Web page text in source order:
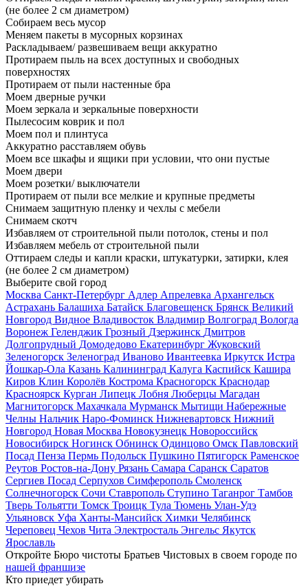
(не более 2 см диаметром)
Собираем весь мусор
Меняем пакеты в мусорных корзинах
Раскладываем/ развешиваем вещи аккуратно
Протираем пыль на всех доступных и свободных
поверхностях
Протираем от пыли настенные бра
Моем дверные ручки
Моем зеркала и зеркальные поверхности
Пылесосим коврик и пол
Моем пол и плинтуса
Аккуратно расставляем обувь
Моем все шкафы и ящики при условии, что они пустые
Моем двери
Моем розетки/ выключатели
Протираем от пыли все мелкие и крупные предметы
Снимаем защитную пленку и чехлы с мебели
Снимаем скотч
Избавляем от строительной пыли потолок, стены и пол
Избавляем мебель от строительной пыли
Оттираем следы и капли краски, штукатурки, затирки, клея
(не более 2 см диаметром)
Выберите свой город
Москва Санкт-Петербург Адлер Апрелевка Архангельск
Астрахань Балашиха Батайск Благовещенск Брянск Великий
Новгород Видное Владивосток Владимир Волгоград Вологда
Воронеж Геленджик Грозный Дзержинск Дмитров
Долгопрудный Домодедово Екатеринбург Жуковский
Зеленогорск Зеленоград Иваново Ивантеевка Иркутск Истра
Йошкар-Ола Казань Калининград Калуга Каспийск Кашира
Киров Клин Королёв Кострома Красногорск Краснодар
Красноярск Курган Липецк Лобня Люберцы Магадан
Магнитогорск Махачкала Мурманск Мытищи Набережные
Челны Нальчик Наро-Фоминск Нижневартовск Нижний
Новгород Новая Москва Новокузнецк Новороссийск
Новосибирск Ногинск Обнинск Одинцово Омск Павловский
Посад Пенза Пермь Подольск Пушкино Пятигорск Раменское
Реутов Ростов-на-Дону Рязань Самара Саранск Саратов
Сергиев Посад Серпухов Симферополь Смоленск
Солнечногорск Сочи Ставрополь Ступино Таганрог Тамбов
Тверь Тольятти Томск Троицк Тула Тюмень Улан-Удэ
Ульяновск Уфа Ханты-Мансийск Химки Челябинск
Череповец Чехов Чита Электросталь Энгельс Якутск
Ярославль
Откройте Бюро чистоты Братьев Чистовых в своем городе по
нашей франшизе
Кто приедет убирать